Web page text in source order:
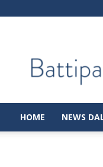
HOME NEWS